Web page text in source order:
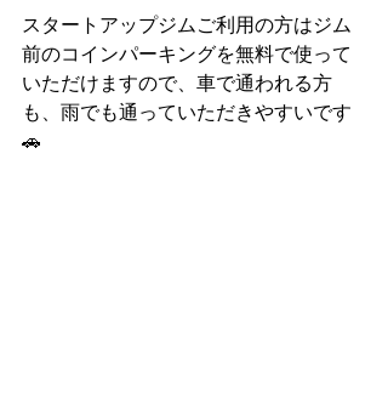
スタートアップジムご利用の方はジム
前のコインパーキングを無料で使って
いただけますので、車で通われる方
も、雨でも通っていただきやすいです
🚗